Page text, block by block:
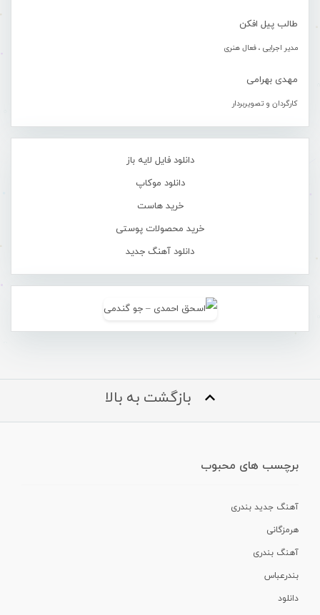
طالب پیل افکن
مدیر اجرایی ، فعال هنری
مهدی بهرامی
کارگردان و تصویربردار
دانلود فایل لایه باز
دانلود موکاپ
خرید هاست
خرید محصولات پوستی
دانلود آهنگ جدید
بازگشت به بالا
برچسب های محبوب
آهنگ جدید بندری
هرمزگانی
آهنگ بندری
بندرعباس
دانلود